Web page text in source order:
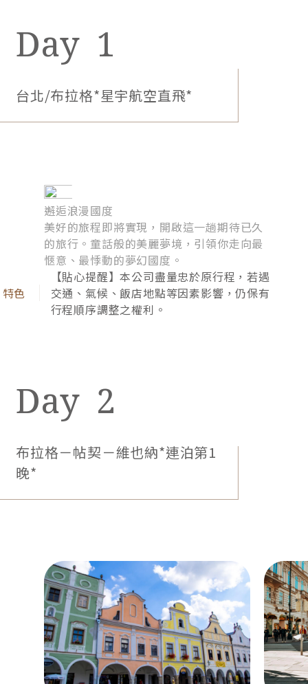
歲月的輝煌桂冠，歸功於長年支持我們的「加人」，
在您們的厚愛與鞭策下，加利利成為高端旅行社的領
劃「印象、臻選、奢藏」三大系列，是我們30年來對
旅行最深情的告白，把最好的旅境，獻給最親的加
人。
1 1
台北/布拉格*星宇航空直飛*
邂逅浪漫國度
美好的旅程即將實現，開啟這一趟期待已久
的旅行。童話般的美麗夢境，引領你走向最
愜意、最悸動的夢幻國度。
【貼心提醒】本公司盡量忠於原行程，若遇
交通、氣候、飯店地點等因素影響，仍保有
行程順序調整之權利。
2
布拉格－帖契－維也納*連泊第1
晚*